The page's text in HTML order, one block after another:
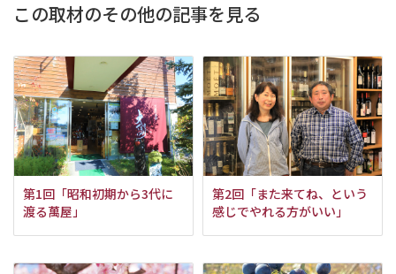
この取材のその他の記事を見る
第1回「昭和初期から3代に
渡る萬屋」
第2回「また来てね、という
感じでやれる方がいい」